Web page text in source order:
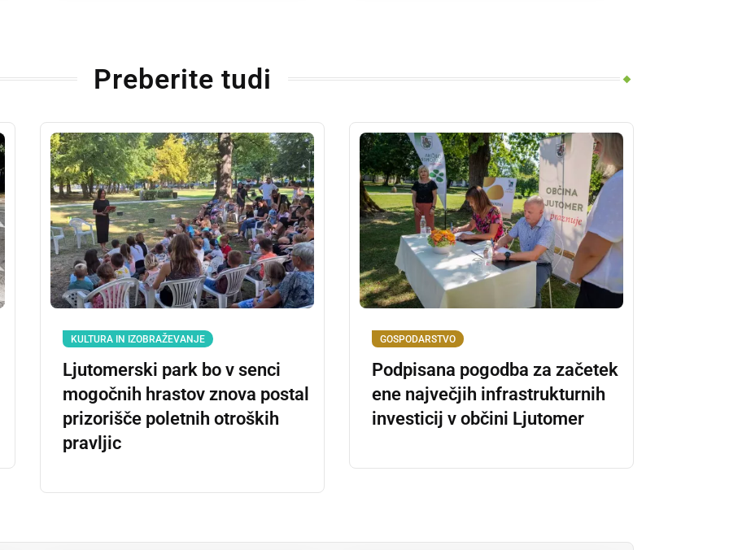
Preberite tudi
KULTURA IN IZOBRAŽEVANJE
Ljutomerski park bo v senci
mogočnih hrastov znova postal
prizorišče poletnih otroških
pravljic
GOSPODARSTVO
Podpisana pogodba za začetek
ene največjih infrastrukturnih
investicij v občini Ljutomer